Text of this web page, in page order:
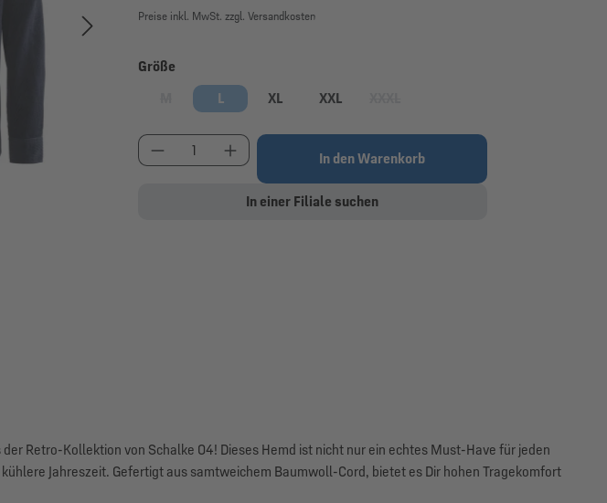
Preise inkl. MwSt. zzgl. Versandkosten
Größe
(Diese Option ist zurzeit nicht verfügbar.)
L XL XXL
Produkt Anzahl: Gib den gewünschten Wert ein oder
In den Warenkorb
In einer Filiale suchen
Retro-Kollektion von Schalke 04! Dieses Hemd ist nicht nur ein echtes Must-Have für jeden
Jahreszeit. Gefertigt aus samtweichem Baumwoll-Cord, bietet es Dir hohen Tragekomfort